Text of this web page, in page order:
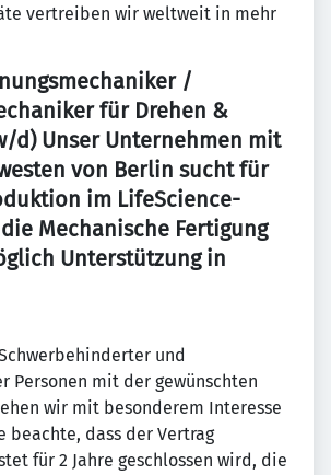
vertreiben wir weltweit in mehr
/
für Drehen &
d) Unser Unternehmen mit
von Berlin sucht für
im LifeScience-
Mechanische Fertigung
Unterstützung in
und
Personen mit der gewünschten
wir mit besonderem Interesse
beachte, dass der Vertrag
für 2 Jahre geschlossen wird, die